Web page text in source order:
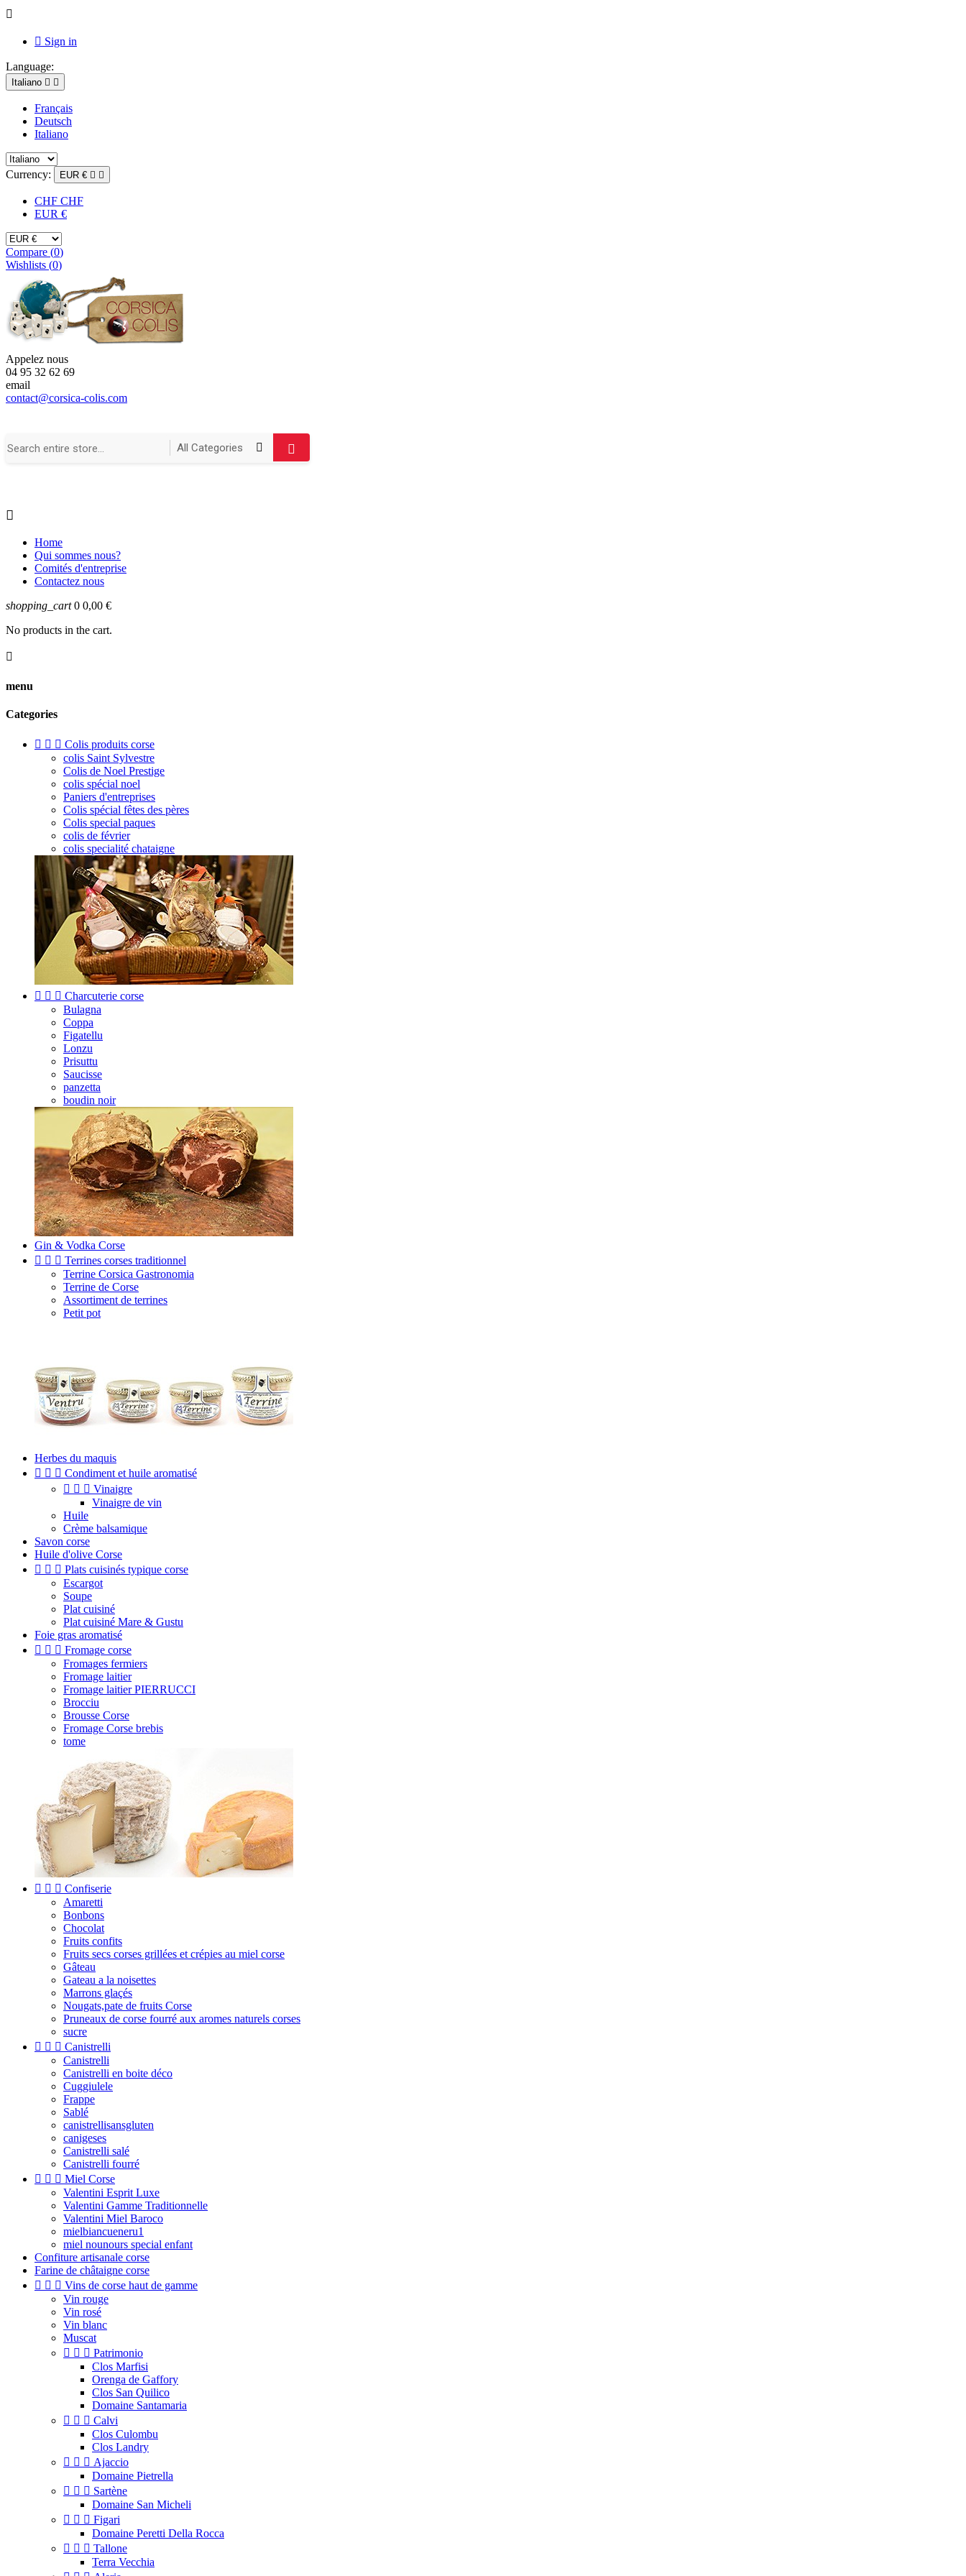

 Sign in
Language:
Italiano  
Français
Deutsch
Italiano
Currency: EUR €  
CHF CHF
EUR €
Compare (0)
Wishlists (0)
Appelez nous
04 95 32 62 69
email
contact@corsica-colis.com

Home
Qui sommes nous?
Comités d'entreprise
Contactez nous
shopping_cart 0 0,00 €
No products in the cart.

menu
Categories
   Colis produits corse
colis Saint Sylvestre
Colis de Noel Prestige
colis spécial noel
Paniers d'entreprises
Colis spécial fêtes des pères
Colis special paques
colis de février
colis specialité chataigne
   Charcuterie corse
Bulagna
Coppa
Figatellu
Lonzu
Prisuttu
Saucisse
panzetta
boudin noir
Gin & Vodka Corse
   Terrines corses traditionnel
Terrine Corsica Gastronomia
Terrine de Corse
Assortiment de terrines
Petit pot
Herbes du maquis
   Condiment et huile aromatisé
   Vinaigre
Vinaigre de vin
Huile
Crème balsamique
Savon corse
Huile d'olive Corse
   Plats cuisinés typique corse
Escargot
Soupe
Plat cuisiné
Plat cuisiné Mare & Gustu
Foie gras aromatisé
   Fromage corse
Fromages fermiers
Fromage laitier
Fromage laitier PIERRUCCI
Brocciu
Brousse Corse
Fromage Corse brebis
tome
   Confiserie
Amaretti
Bonbons
Chocolat
Fruits confits
Fruits secs corses grillées et crépies au miel corse
Gâteau
Gateau a la noisettes
Marrons glaçés
Nougats,pate de fruits Corse
Pruneaux de corse fourré aux aromes naturels corses
sucre
   Canistrelli
Canistrelli
Canistrelli en boite déco
Cuggiulele
Frappe
Sablé
canistrellisansgluten
canigeses
Canistrelli salé
Canistrelli fourré
   Miel Corse
Valentini Esprit Luxe
Valentini Gamme Traditionnelle
Valentini Miel Baroco
mielbiancueneru1
miel nounours special enfant
Confiture artisanale corse
Farine de châtaigne corse
   Vins de corse haut de gamme
Vin rouge
Vin rosé
Vin blanc
Muscat
   Patrimonio
Clos Marfisi
Orenga de Gaffory
Clos San Quilico
Domaine Santamaria
   Calvi
Clos Culombu
Clos Landry
   Ajaccio
Domaine Pietrella
   Sartène
Domaine San Micheli
   Figari
Domaine Peretti Della Rocca
   Tallone
Terra Vecchia